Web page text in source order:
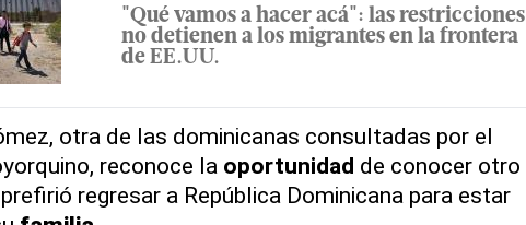
"Qué vamos a hacer acá": las restricciones
no detienen a los migrantes en la frontera
de EE.UU.
otra de las dominicanas consultadas por el
reconoce la oportunidad de conocer otro
regresar a República Dominicana para estar